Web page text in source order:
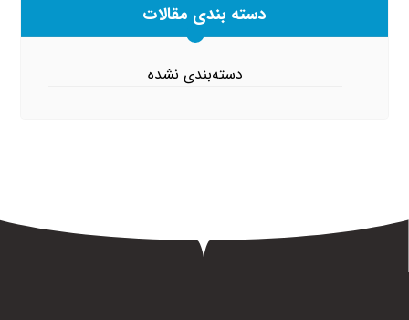
دسته بندی مقالات
دسته‌بندی نشده